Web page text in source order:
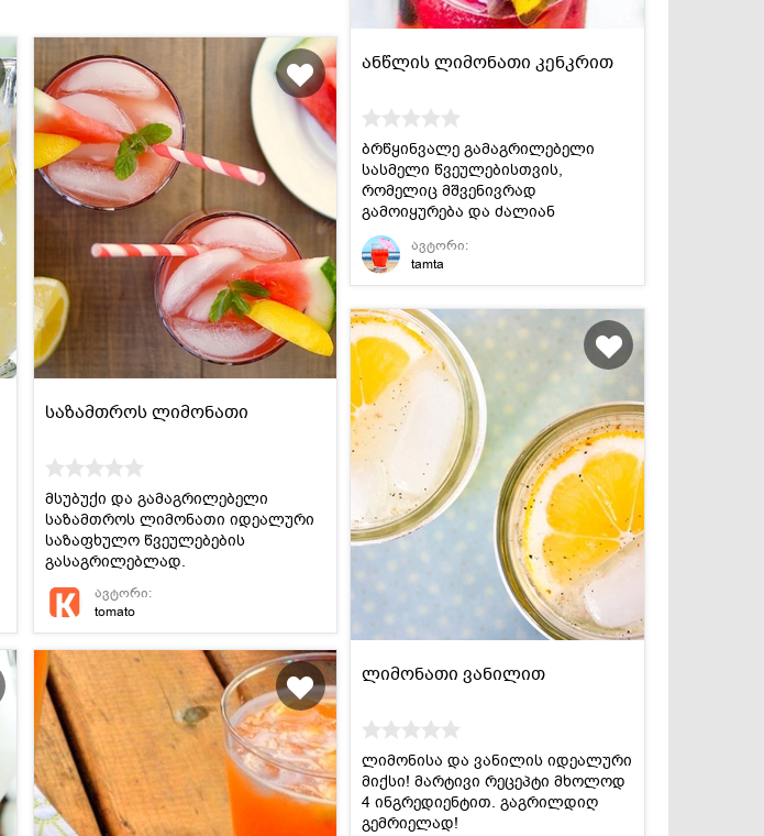
საზამთროს ლიმონათი
მსუბუქი და გამაგრილებელი
საზამთროს ლიმონათი იდეალური
საზაფხულო წვეულებების
გასაგრილებლად.
ავტორი:
tomato
ანწლის ლიმონათი კენკრით
ბრწყინვალე გამაგრილებელი
სასმელი წვეულებისთვის,
რომელიც მშვენივრად
გამოიყურება და ძალიან
გემრიელია.
ავტორი:
tamta
ლიმონათი ვანილით
ლიმონისა და ვანილის იდეალური
მიქსი! მარტივი რეცეპტი მხოლოდ
4 ინგრედიენტით. გაგრილდიღ
გემრიელად!